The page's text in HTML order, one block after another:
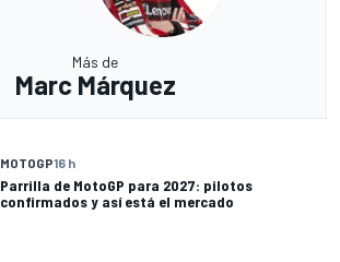
Más de
Marc Márquez
MOTOGP16 h
Parrilla de MotoGP para 2027: pilotos
confirmados y así está el mercado